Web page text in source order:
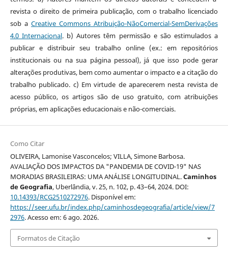
revista o direito de primeira publicação, com o trabalho licenciado
sob a Creative Commons Atribuição-NãoComercial-SemDerivações
4.0 Internacional. b) Autores têm permissão e são estimulados a
publicar e distribuir seu trabalho online (ex.: em repositórios
institucionais ou na sua página pessoal), já que isso pode gerar
alterações produtivas, bem como aumentar o impacto e a citação do
trabalho publicado. c) Em virtude de aparecerem nesta revista de
acesso público, os artigos são de uso gratuito, com atribuições
próprias, em aplicações educacionais e não-comerciais.
Como Citar
OLIVEIRA, Lamonise Vasconcelos; VILLA, Simone Barbosa.
AVALIAÇÃO DOS IMPACTOS DA "PANDEMIA DE COVID-19" NAS
MORADIAS BRASILEIRAS: UMA ANÁLISE LONGITUDINAL.Caminhos
de Geografia, Uberlândia, v. 25, n. 102, p. 43–64, 2024. DOI:
10.14393/RCG2510272976. Disponível em:
https://seer.ufu.br/index.php/caminhosdegeografia/article/view/7
2976. Acesso em: 6 ago. 2026.
Formatos de Citação